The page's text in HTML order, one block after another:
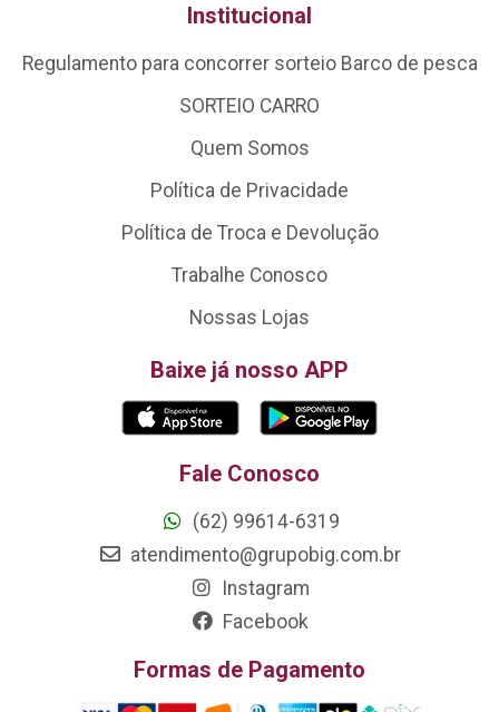
Institucional
Regulamento para concorrer sorteio Barco de pesca
SORTEIO CARRO
Quem Somos
Política de Privacidade
Política de Troca e Devolução
Trabalhe Conosco
Nossas Lojas
Baixe já nosso APP
Fale Conosco
(62) 99614-6319
atendimento@grupobig.com.br
Instagram
Facebook
Formas de Pagamento